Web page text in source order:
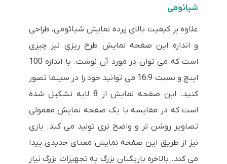
شیائومی
علاوه بر کیفیت بالای پرده نمایش شیائومی، طراحی
و اندازه این صفحه نمایش طرح ریزی نیز چیزی
است که می توان در مورد آن نوشت. با اندازه 100
اینچ و نسبت 16:9 می توانید خود را در سینما تصور
کنید. این صفحه نمایش از 8 لایه تشکیل شده
است که در مقایسه با یک صفحه نمایش معمولی
تصاویر روشن تر و واضح تری تولید می کند. بازی
نیز از طریق این صفحه نمایش معنای جدیدی پیدا
می کند. بالاخره بازیکنان بزرگ به تجهیزات بزرگ نیاز